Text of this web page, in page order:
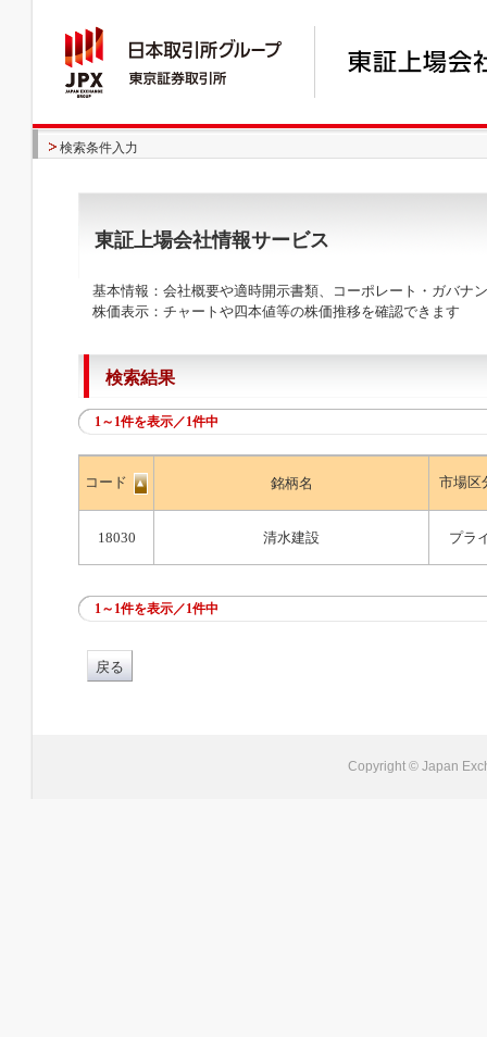
検索条件入力
東証上場会社情報サービス
基本情報：会社概要や適時開示書類、コーポレート・ガバナ
株価表示：チャートや四本値等の株価推移を確認できます
検索結果
1～1件を表示／1件中
コード 銘柄名 市場区
18030 清水建設 プラ
1～1件を表示／1件中